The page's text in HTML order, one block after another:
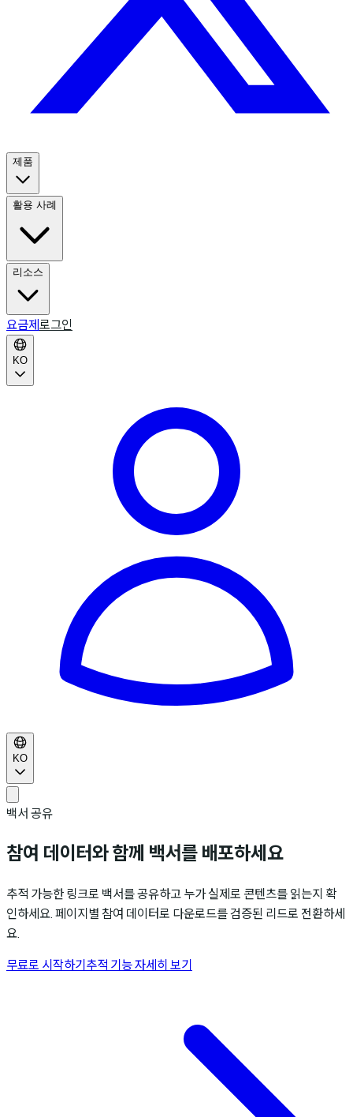
제품
활용 사례
리소스
요금제 로그인
KO
KO
백서 공유
참여 데이터와 함께 백서를 배포하세요
추적 가능한 링크로 백서를 공유하고 누가 실제로 콘텐츠를 읽는지 확
인하세요. 페이지별 참여 데이터로 다운로드를 검증된 리드로 전환하세
요.
무료로 시작하기 추적 기능 자세히 보기